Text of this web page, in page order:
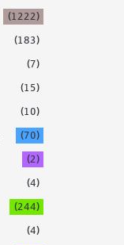
(1222)
(183)
(7)
(15)
(10)
(70)
(2)
(4)
(244)
(4)